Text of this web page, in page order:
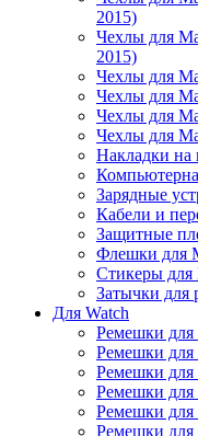
2015)
Чехлы для
2015)
Чехлы для
Чехлы для
Чехлы для
Чехлы для
Накладки на
Зарядные
Кабели и
Защитные
Флешки для
Стикеры для
Затычки для
Для Watch
Ремешки для
Ремешки для
Ремешки для
Ремешки для
Ремешки для
Ремешки для